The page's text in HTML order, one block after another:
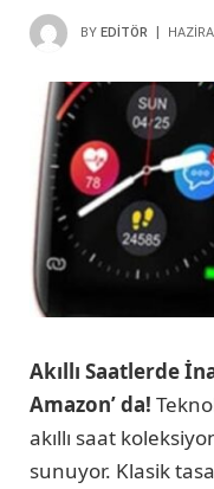
BY EDITÖR
Akıllı Saatlerde
Amazon’ da!
akıllı saat
sunuyor. Klasik